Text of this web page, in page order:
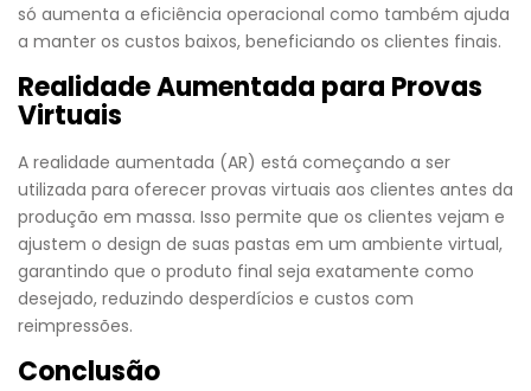
só aumenta a eficiência operacional como também ajuda
a manter os custos baixos, beneficiando os clientes finais.
Realidade Aumentada para Provas
Virtuais
A realidade aumentada (AR) está começando a ser
utilizada para oferecer provas virtuais aos clientes antes da
produção em massa. Isso permite que os clientes vejam e
ajustem o design de suas pastas em um ambiente virtual,
garantindo que o produto final seja exatamente como
desejado, reduzindo desperdícios e custos com
reimpressões.
Conclusão